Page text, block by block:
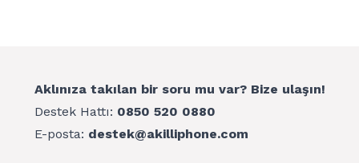
Aklınıza takılan bir soru mu var? Bize ulaşın!
Destek Hattı: 0850 520 0880
E-posta: destek@akilliphone.com